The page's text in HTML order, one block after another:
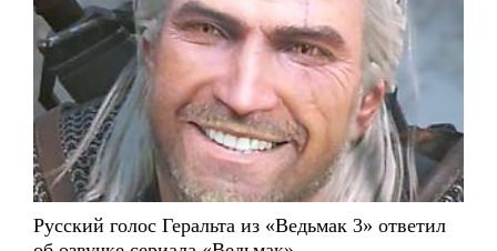
Русский голос Геральта из «Ведьмак 3» ответил